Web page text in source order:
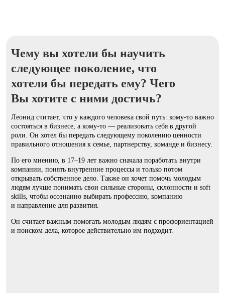
Чему вы хотели бы научить
следующее поколение, что
хотели бы передать ему? Чего
Вы хотите с ними достичь?
Леонид считает, что у каждого человека свой путь: кому-то важно
состояться в бизнесе, а кому-то — реализовать себя в другой
роли. Он хотел бы передать следующему поколению ценности
правильного отношения к семье, партнерству, команде и бизнесу.
По его мнению, в 17–19 лет важно сначала поработать внутри
компании, понять внутренние процессы и только потом
открывать собственное дело. Также он хочет помочь молодым
людям лучше понимать свои сильные стороны, склонности и soft
skills, чтобы осознанно выбирать профессию, компанию
и направление для развития.
Он считает важным помогать молодым людям с профориентацией
и поиском дела, которое действительно им подходит.